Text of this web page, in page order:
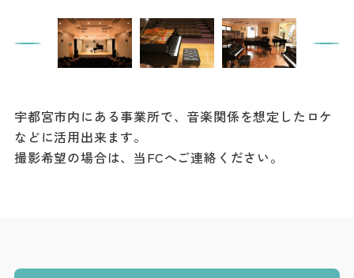
宇都宮市内にある事業所で、音楽関係を想定したロケ
などに活用出来ます。
撮影希望の場合は、当FCへご連絡ください。
イベント
宿泊
アクセス
パンフレット